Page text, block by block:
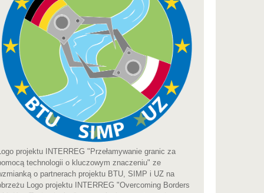
projektu INTERREG "Przełamywanie granic za
technologii o kluczowym znaczeniu" ze
o partnerach projektu BTU, SIMP i UZ na
Logo projektu INTERREG "Overcoming Borders